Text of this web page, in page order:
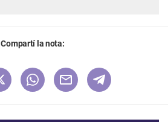
Compartí la nota: